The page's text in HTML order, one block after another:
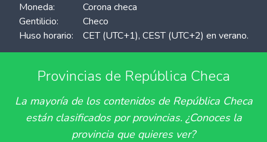
Moneda:
Corona checa
Gentilicio:
Checo
Huso horario:
CET (UTC+1), CEST (UTC+2) en verano.
Provincias de República Checa
La mayoría de los contenidos de República Checa
están clasificados por provincias. ¿Conoces la
provincia que quieres ver?